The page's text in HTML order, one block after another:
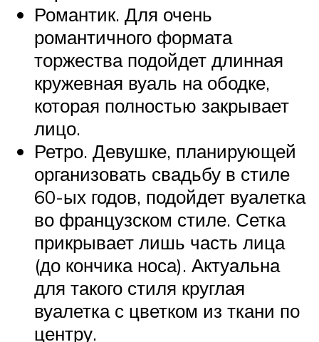
Романтик. Для очень
романтичного формата
торжества подойдет длинная
кружевная вуаль на ободке,
которая полностью закрывает
лицо.
Ретро. Девушке, планирующей
организовать свадьбу в стиле
60-ых годов, подойдет вуалетка
во французском стиле. Сетка
прикрывает лишь часть лица
(до кончика носа). Актуальна
для такого стиля круглая
вуалетка с цветком из ткани по
центру.